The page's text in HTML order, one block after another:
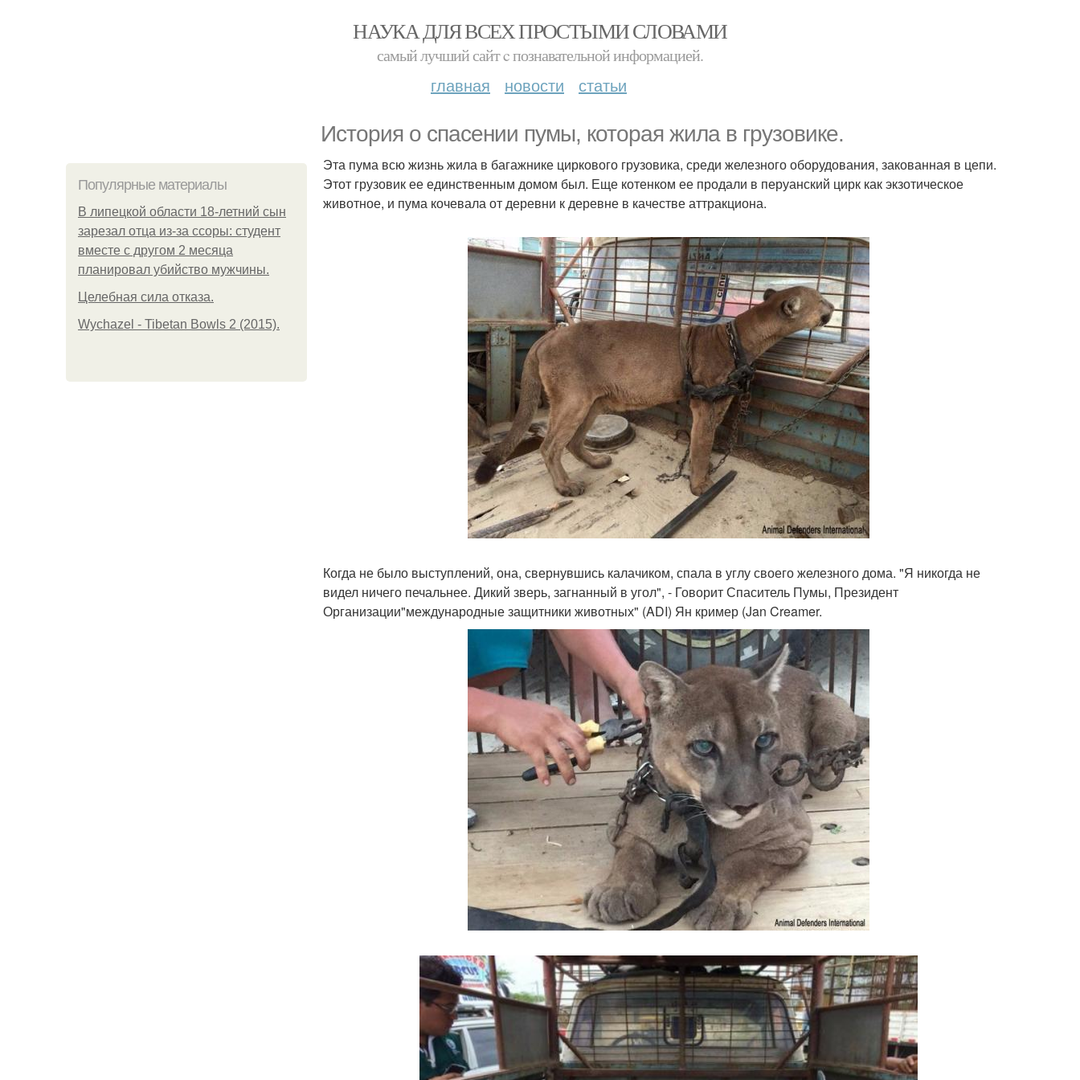
НАУКА ДЛЯ ВСЕХ ПРОСТЫМИ СЛОВАМИ
самый лучший сайт c познавательной информацией.
главная новости статьи
История о спасении пумы, которая жила в грузовике.
Популярные материалы
В липецкой области 18-летний сын
зарезал отца из-за ссоры: студент
вместе с другом 2 месяца
планировал убийство мужчины.
Целебная сила отказа.
Wychazel - Tibetan Bowls 2 (2015).
Эта пума всю жизнь жила в багажнике циркового грузовика, среди железного оборудования, закованная в цепи.
Этот грузовик ее единственным домом был. Еще котенком ее продали в перуанский цирк как экзотическое
животное, и пума кочевала от деревни к деревне в качестве аттракциона.
Когда не было выступлений, она, свернувшись калачиком, спала в углу своего железного дома. "Я никогда не
видел ничего печальнее. Дикий зверь, загнанный в угол", - Говорит Спаситель Пумы, Президент
Организации"международные защитники животных" (ADI) Ян кример (Jan Creamer.